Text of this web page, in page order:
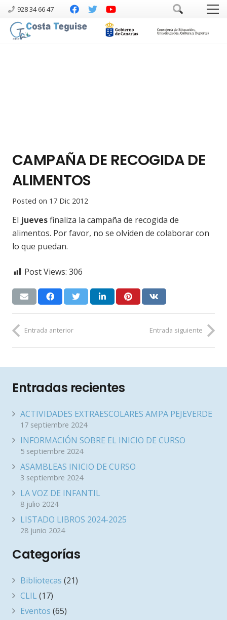
928 34 66 47
CAMPAÑA DE RECOGIDA DE
ALIMENTOS
Posted on 17 Dic 2012
El juevesfinaliza la campaña de recogida de
alimentos. Por favor, no se olviden de colaborar con
lo que puedan.
Post Views: 306
Entrada anterior Entrada siguiente
Entradas recientes
ACTIVIDADES EXTRAESCOLARES AMPA PEJEVERDE
17 septiembre 2024
INFORMACIÓN SOBRE EL INICIO DE CURSO
5 septiembre 2024
ASAMBLEAS INICIO DE CURSO
3 septiembre 2024
LA VOZ DE INFANTIL
8 julio 2024
LISTADO LIBROS 2024-2025
28 junio 2024
Categorías
Bibliotecas (21)
CLIL (17)
Eventos (65)